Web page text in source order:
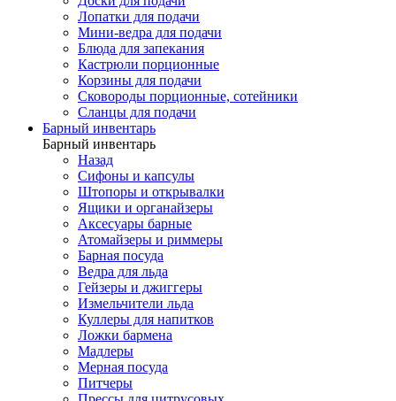
Лопатки для подачи
Мини-ведра для подачи
Блюда для запекания
Кастрюли порционные
Корзины для подачи
Сковороды порционные, сотейники
Сланцы для подачи
Барный инвентарь
Барный инвентарь
Назад
Сифоны и капсулы
Штопоры и открывалки
Ящики и органайзеры
Аксесуары барные
Атомайзеры и риммеры
Барная посуда
Ведра для льда
Гейзеры и джиггеры
Измельчители льда
Куллеры для напитков
Ложки бармена
Мадлеры
Мерная посуда
Питчеры